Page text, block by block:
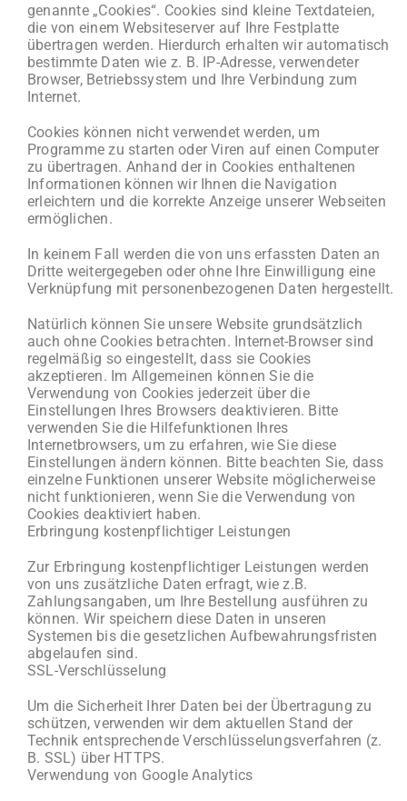
genannte „Cookies“. Cookies sind kleine Textdateien,
die von einem Websiteserver auf Ihre Festplatte
übertragen werden. Hierdurch erhalten wir automatisch
bestimmte Daten wie z. B. IP-Adresse, verwendeter
Browser, Betriebssystem und Ihre Verbindung zum
Internet.
Cookies können nicht verwendet werden, um
Programme zu starten oder Viren auf einen Computer
zu übertragen. Anhand der in Cookies enthaltenen
Informationen können wir Ihnen die Navigation
erleichtern und die korrekte Anzeige unserer Webseiten
ermöglichen.
In keinem Fall werden die von uns erfassten Daten an
Dritte weitergegeben oder ohne Ihre Einwilligung eine
Verknüpfung mit personenbezogenen Daten hergestellt.
Natürlich können Sie unsere Website grundsätzlich
auch ohne Cookies betrachten. Internet-Browser sind
regelmäßig so eingestellt, dass sie Cookies
akzeptieren. Im Allgemeinen können Sie die
Verwendung von Cookies jederzeit über die
Einstellungen Ihres Browsers deaktivieren. Bitte
verwenden Sie die Hilfefunktionen Ihres
Internetbrowsers, um zu erfahren, wie Sie diese
Einstellungen ändern können. Bitte beachten Sie, dass
einzelne Funktionen unserer Website möglicherweise
nicht funktionieren, wenn Sie die Verwendung von
Cookies deaktiviert haben.
Erbringung kostenpflichtiger Leistungen
Zur Erbringung kostenpflichtiger Leistungen werden
von uns zusätzliche Daten erfragt, wie z.B.
Zahlungsangaben, um Ihre Bestellung ausführen zu
können. Wir speichern diese Daten in unseren
Systemen bis die gesetzlichen Aufbewahrungsfristen
abgelaufen sind.
SSL-Verschlüsselung
Um die Sicherheit Ihrer Daten bei der Übertragung zu
schützen, verwenden wir dem aktuellen Stand der
Technik entsprechende Verschlüsselungsverfahren (z.
B. SSL) über HTTPS.
Verwendung von Google Analytics